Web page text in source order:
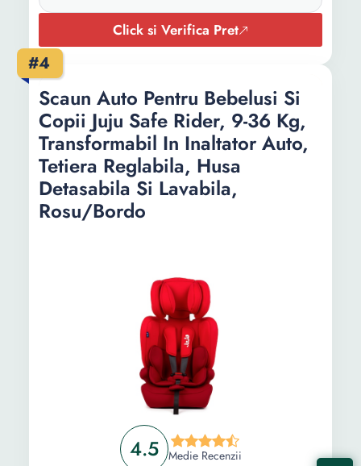
Click si Verifica Pret
#4
4.5 Medie Recenzii
Scaun Auto Pentru Bebelusi Si
Copii Juju Safe Rider, 9-36 Kg,
Transformabil In Inaltator Auto,
Tetiera Reglabila, Husa
Detasabila Si Lavabila,
Rosu/Bordo